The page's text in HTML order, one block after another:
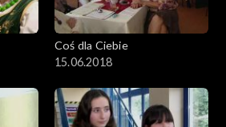
Coś dla Ciebie
15.06.2018